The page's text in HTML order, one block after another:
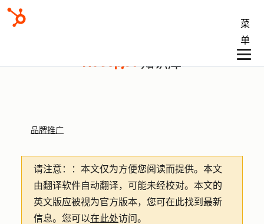
菜
单
知识库
品牌推广
请注意： ：本文仅为方便您阅读而提供。 本文
由翻译软件自动翻译，可能未经校对。本文的
英文版应被视为官方版本，您可在此找到最新
信息。您可以在此处访问。